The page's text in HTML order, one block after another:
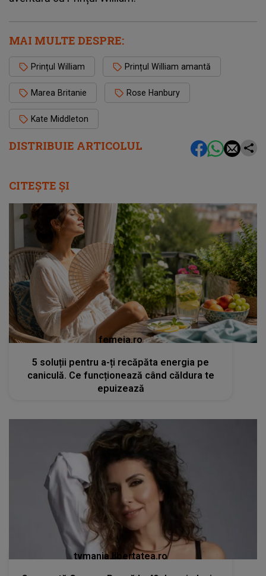
DISTRIBUIE ARTICOLUL
MAI MULTE DESPRE:
Prințul William Prințul William amantă
Marea Britanie Rose Hanbury
Kate Middleton
CITEȘTE ȘI
femeia.ro
5 soluții pentru a-ți recăpăta energia pe
caniculă. Ce funcționează când căldura te
epuizează
tvmania.libertatea.ro